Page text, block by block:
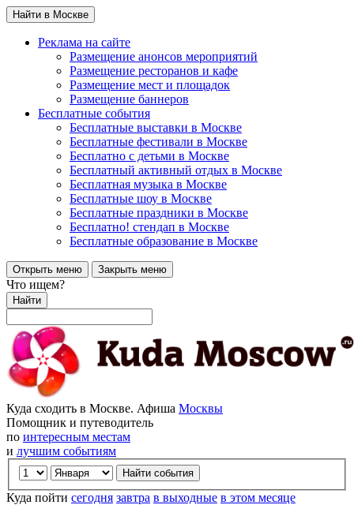
Найти в Москве
Реклама на сайте
Размещение анонсов мероприятий
Размещение ресторанов и кафе
Размещение мест и площадок
Размещение баннеров
Бесплатные события
Бесплатные выставки в Москве
Бесплатные фестивали в Москве
Бесплатно с детьми в Москве
Бесплатный активный отдых в Москве
Бесплатная музыка в Москве
Бесплатные шоу в Москве
Бесплатные праздники в Москве
Бесплатно! стендап в Москве
Бесплатные образование в Москве
Открыть меню Закрыть меню
Что ищем?
Найти
Куда сходить в Москве. Афиша Москвы
Помощник и путеводитель
по интересным местам
и лучшим событиям
Куда пойти сегодня завтра в выходные в этом месяце